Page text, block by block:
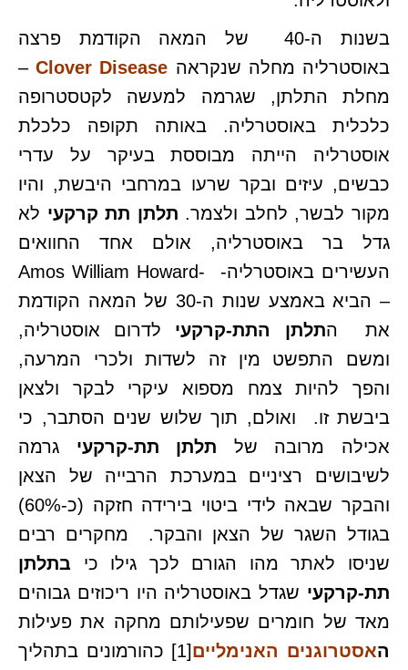
בשנות ה-40 של המאה הקודמת פרצה
באוסטרליה מחלה שנקראה Clover Disease
–
מחלת התלתן, שגרמה למעשה לקטסטרופה
כלכלית באוסטרליה. באותה תקופה כלכלת
אוסטרליה הייתה מבוססת בעיקר על עדרי
כבשים, עיזים ובקר שרעו במרחבי היבשת, והיו
מקור לבשר, לחלב ולצמר. תלתן תת קרקעי לא
גדל בר באוסטרליה, אולם אחד החוואים
העשירים באוסטרליה- -Amos William Howard
– הביא באמצע שנות ה-30 של המאה הקודמת
את התלתן התת-קרקעי לדרום אוסטרליה,
ומשם התפשט מין זה לשדות ולכרי המרעה,
והפך להיות צמח מספוא עיקרי לבקר ולצאן
ביבשת זו. ואולם, תוך שלוש שנים הסתבר, כי
אכילה מרובה של תלתן תת-קרקעי גרמה
לשיבושים רציניים במערכת הרבייה של הצאן
והבקר שבאה לידי ביטוי בירידה חזקה (כ-60%)
בגודל השגר של הצאן והבקר. מחקרים רבים
שניסו לאתר מהו הגורם לכך גילו כי בתלתן
תת-קרקעי שגדל באוסטרליה היו ריכוזים גבוהים
מאד של חומרים שפעילותם מחקה את פעילות
האסטרוגנים האנימליים[1] כהורמונים בתהליך